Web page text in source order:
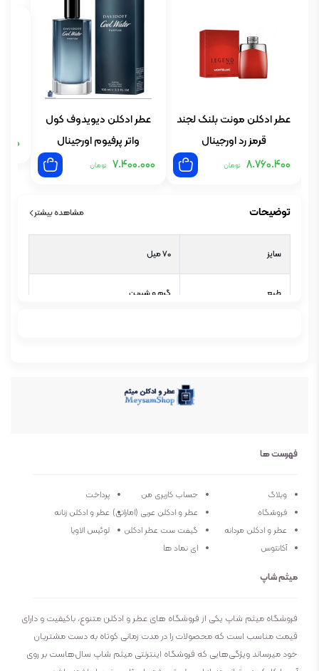
عطر ادکلن مونت بلنک لجند
قرمز رد اورجینال
8.760.400 تومان
عطر ادکلن دیویدوف کول
واتر پرفیوم اورجینال
7.400.000 تومان
توضیحات مشاهده بیشتر
سایز 70 میل
طبع گرم و شیرین
نوع عطر
فصل فصول خنک سال
ماندگاری بسیار خوب
فهرست ها
وبلاگ حساب کاربری من
پرداخت
فروشگاه
عطر و ادکلن عربی (اماراتی) عطر و ادکلن زنانه
عطر و ادکلن مردانه
گیفت ست عطر ادکلن
لوئیس الاویا
آکانتوس
ای نماد ها
میثم شاپ
فروشگاه میثم شاپ یکی از فروشگاه های عطر و ادکلن متنوع، باکیفیت و دارای
قیمت مناسب است که محصولات را در مدت زمانی کوتاه به دست مشتریان
خود میرساند ویژگی‌هایی که فروشگاه اینترنتی میثم شاپ سال‌هاست بر روی